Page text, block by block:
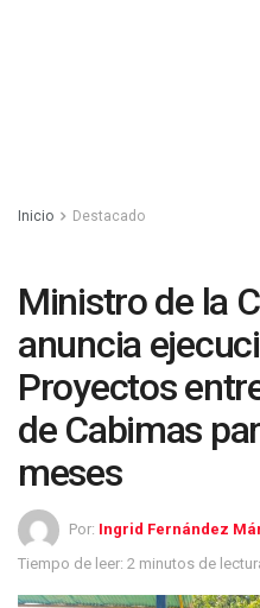
Inicio Destacado
Ministro de la
anuncia
Proyectos
de Cabimas
meses
Por: Ingrid Fernández
Tiempo de leer: 2 minutos de